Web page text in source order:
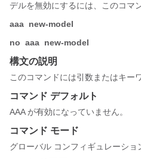
デルを無効にするには、このコマ
aaa new-model
no aaa new-model
構文の説明
このコマンドには引数またはキー
コマンド デフォルト
AAA が有効になっていません。
コマンド モード
グローバル コンフィギュレーショ